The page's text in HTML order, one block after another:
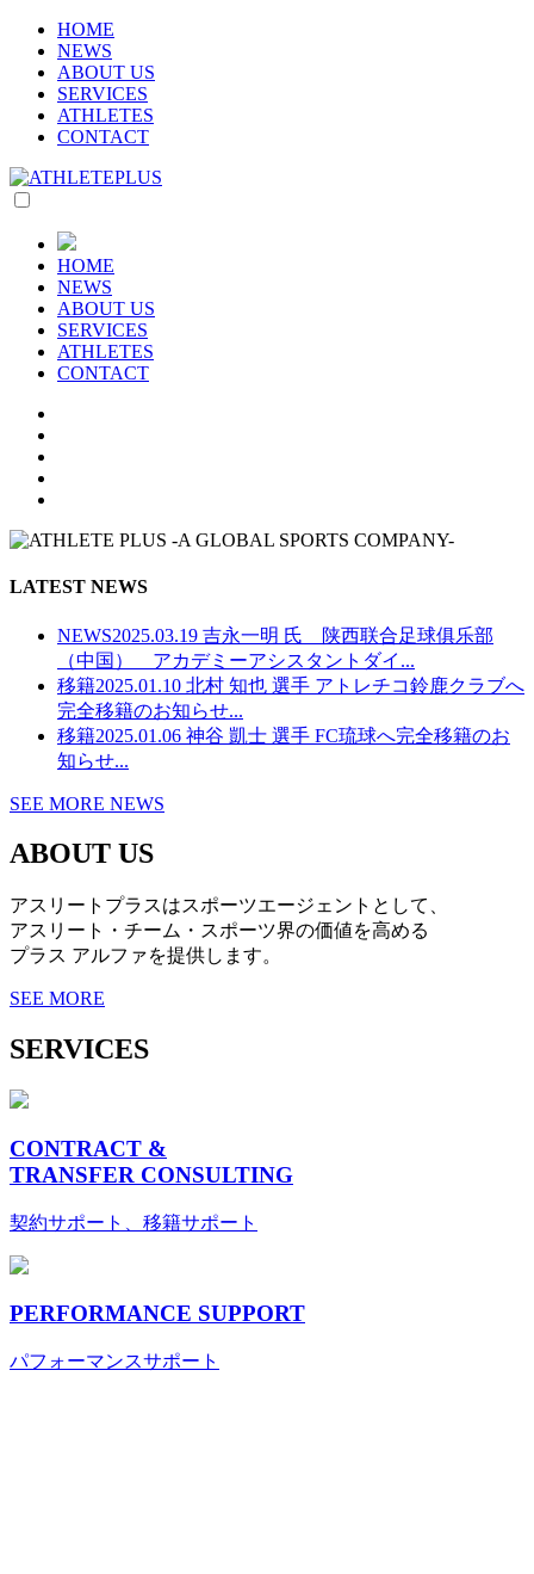
HOME
NEWS
ABOUT US
SERVICES
ATHLETES
CONTACT
HOME
NEWS
ABOUT US
SERVICES
ATHLETES
CONTACT
LATEST NEWS
NEWS2025.03.19 吉永一明 氏 陕西联合足球俱乐部
（中国） アカデミーアシスタントダイ...
移籍2025.01.10 北村 知也 選手 アトレチコ鈴鹿クラブへ
完全移籍のお知らせ...
移籍2025.01.06 神谷 凱士 選手 FC琉球へ完全移籍のお
知らせ...
SEE MORE NEWS
ABOUT US
アスリートプラスはスポーツエージェントとして、
アスリート・チーム・スポーツ界の価値を高める
プラス アルファを提供します。
SEE MORE
SERVICES
CONTRACT &
TRANSFER CONSULTING
契約サポート、移籍サポート
PERFORMANCE SUPPORT
パフォーマンスサポート